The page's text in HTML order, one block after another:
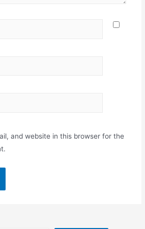
and website in this browser for the